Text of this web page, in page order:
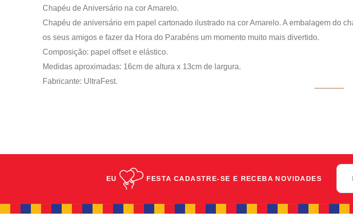
Chapéu de Aniversário na cor Amarelo.
Chapéu de aniversário em papel cartonado ilustrado na cor Amarelo. A embalagem do
os seus amigos e fazer da Hora do Parabéns um momento muito mais divertido.
Composição: papel offset e elástico.
Medidas aproximadas: 16cm de altura x 13cm de largura.
Fabricante: UltraFest.
EU FESTA CADASTRE-SE E RECEBA NOVIDADES